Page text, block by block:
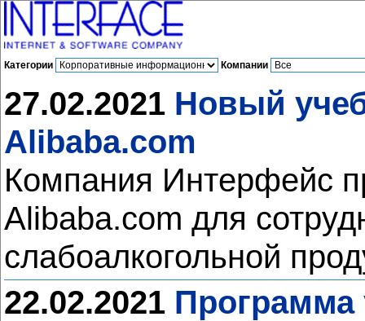
Категории Компании
27.02.2021 Новый
Alibaba.com
Компания Интерфейс
Alibaba.com для
слабоалкогольной
22.02.2021 Программа